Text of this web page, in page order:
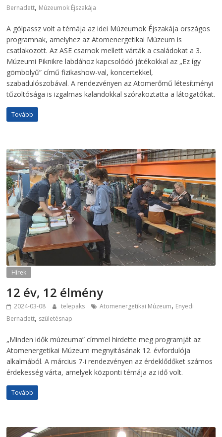
Bernadett, Múzeumok Éjszakája
A gólpassz volt a témája az idei Múzeumok Éjszakája országos
programnak, amelyhez az Atomenergetikai Múzeum is
csatlakozott. Az ASE csarnok mellett várták a családokat a 3.
Múzeumi Piknikre labdához kapcsolódó játékokkal az „Ez így
gömbölyű” című fizikashow-val, koncertekkel,
szabadulószobával. A rendezvényen az Atomerőmű létesítményi
tűzoltósága is izgalmas kalandokkal szórakoztatta a látogatókat.
Tovább
Hírek
12 év, 12 élmény
2024-03-08 telepaks Atomenergetikai Múzeum, Enyedi
Bernadett, születésnap
„Minden idők múzeuma” címmel hirdette meg programját az
Atomenergetikai Múzeum megnyitásának 12. évfordulója
alkalmából. A március 7-i rendezvényen az érdeklődőket számos
érdekesség várta, amelyek központi témája az idő volt.
Tovább